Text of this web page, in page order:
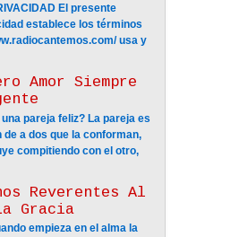
El presente
establece los términos
usa y
Amor Siempre
pareja feliz? La pareja es
a dos que la conforman,
compitiendo con el otro,
Reverentes Al
Gracia
empieza en el alma la